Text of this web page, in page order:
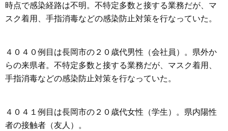
時点で感染経路は不明。不特定多数と接する業務だが、マ
スク着用、手指消毒などの感染防止対策を行なっていた。
４０４０例目は長岡市の２０歳代男性（会社員）。県外か
らの来県者。不特定多数と接する業務だが、マスク着用、
手指消毒などの感染防止対策を行なっていた。
４０４１例目は長岡市の２０歳代女性（学生）。県内陽性
者の接触者（友人）。